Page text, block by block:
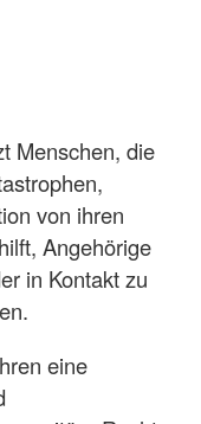
Menschen, die
von ihren
Angehörige
in Kontakt zu
eine